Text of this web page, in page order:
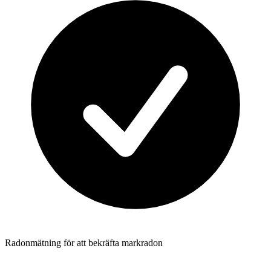
Radonmätning för att bekräfta markradon